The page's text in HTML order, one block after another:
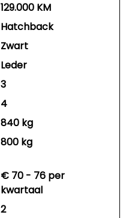
129.000 KM
Hatchback
Zwart
Leder
3
4
840 kg
800 kg
€ 70 - 76 per
kwartaal
2